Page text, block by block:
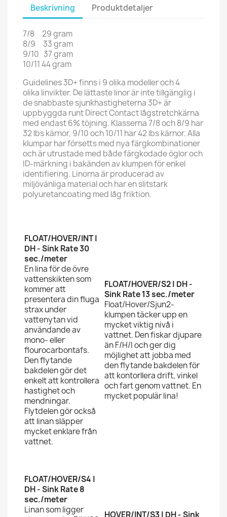
Beskrivning Produktdetaljer
7/8 29 gram
8/9 33 gram
9/10 37 gram
10/11 44 gram
Guidelines 3D+ finns i 9 olika modeller och 4
olika linvikter. De lättaste linor är inte tillgänglig i
de snabbaste sjunkhastigheterna 3D+ är
uppbyggda runt Direct Contact lågstretchkärna
med endast 6% töjning. Klasserna 7/8 och 8/9 har
32 lbs kärnor, 9/10 och 10/11 har 42 lbs kärnor. Alla
klumpar har försetts med nya färgkombinationer
och är utrustade med både färgkodade öglor och
ID-märkning i bakänden av klumpen för enkel
identifiering. Linorna är producerad av
miljövänliga material och har en slitstark
polyuretancoating med låg friktion.
FLOAT/HOVER/INT |
DH - Sink Rate 30
sec./meter
En lina för de övre
vattenskikten som
kommer att
presentera din fluga
strax under
vattenytan vid
användande av
mono- eller
flourocarbontafs.
Den flytande
bakdelen gör det
enkelt att kontrollera
hastighet och
mendningar.
Flytdelen gör också
att linan släpper
mycket enklare från
vattnet.
FLOAT/HOVER/S2 | DH -
Sink Rate 13 sec./meter
Float/Hover/Sjun2-
klumpen täcker upp en
mycket viktig nivå i
vattnet. Den fiskar djupare
än F/H/I och ger dig
möjlighet att jobba med
den flytande bakdelen för
att kontorllera drift, vinkel
och fart genom vattnet. En
mycket populär lina!
FLOAT/HOVER/S4 |
DH - Sink Rate 8
sec./meter
Linan som ligger
HOVER/INT/S3 | DH - Sink